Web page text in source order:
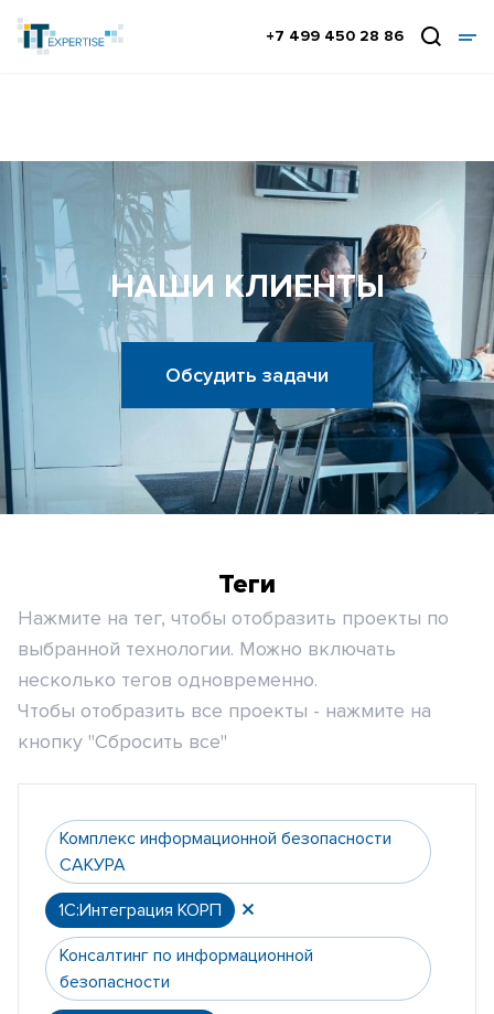
+7 499 450 28 86
НАШИ КЛИЕНТЫ
Обсудить задачи
Теги
Нажмите на тег, чтобы отобразить проекты по
выбранной технологии. Можно включать
несколько тегов одновременно.
Чтобы отобразить все проекты - нажмите на
кнопку "Сбросить все"
Комплекс информационной безопасности
САКУРА
1С:Интеграция КОРП
Консалтинг по информационной
безопасности